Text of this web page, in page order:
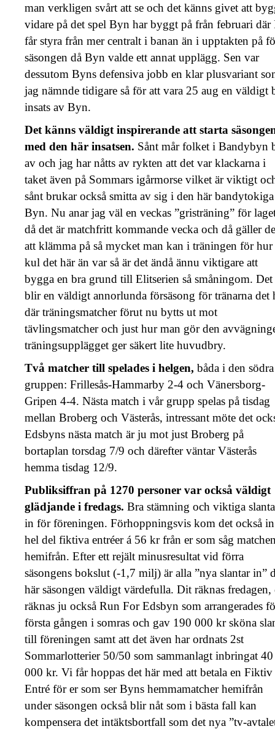
man verkligen svårt att se och det känns givet att
vidare på det spel Byn har byggt på från februari där
får styra från mer centralt i banan än i upptakten på
säsongen då Byn valde ett annat upplägg. Sen var
dessutom Byns defensiva jobb en klar plusvariant
jag nämnde tidigare så för att vara 25 aug en väldigt
insats av Byn.
Det känns väldigt inspirerande att starta
med den här insatsen. Sånt mår folket i Bandybyn
av och jag har nåtts av rykten att det var klackarna i
taket även på Sommars igårmorse vilket är viktigt
sånt brukar också smitta av sig i den här bandytokiga
Byn. Nu anar jag väl en veckas ”gristräning” för
då det är matchfritt kommande vecka och då gäller
att klämma på så mycket man kan i träningen för hur
kul det här än var så är det ändå ännu viktigare att
bygga en bra grund till Elitserien så småningom. Det
blir en väldigt annorlunda försäsong för tränarna det
där träningsmatcher förut nu bytts ut mot
tävlingsmatcher och just hur man gör den
träningsupplägget ger säkert lite huvudbry.
Två matcher till spelades i helgen, båda i den södra
gruppen: Frillesås-Hammarby 2-4 och Vänersborg-
Gripen 4-4. Nästa match i vår grupp spelas på tisdag
mellan Broberg och Västerås, intressant möte det
Edsbyns nästa match är ju mot just Broberg på
bortaplan torsdag 7/9 och därefter väntar Västerås
hemma tisdag 12/9.
Publiksiffran på 1270 personer var också väldigt
glädjande i fredags. Bra stämning och viktiga
in för föreningen. Förhoppningsvis kom det också
hel del fiktiva entréer á 56 kr från er som såg
hemifrån. Efter ett rejält minusresultat vid förra
säsongens bokslut (-1,7 milj) är alla ”nya slantar in”
här säsongen väldigt värdefulla. Dit räknas fredagen,
räknas ju också Run For Edsbyn som arrangerades
första gången i somras och gav 190 000 kr sköna
till föreningen samt att det även har ordnats 2st
Sommarlotterier 50/50 som sammanlagt inbringat 40
000 kr. Vi får hoppas det här med att betala en Fiktiv
Entré för er som ser Byns hemmamatcher hemifrån
under säsongen också blir nåt som i bästa fall kan
kompensera det intäktsbortfall som det nya ”tv-